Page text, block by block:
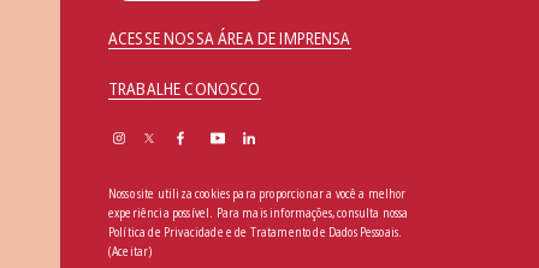
ACESSE NOSSA ÁREA DE IMPRENSA
TRABALHE CONOSCO
Nosso site utiliza cookies para proporcionar a você a melhor
experiência possível. Para mais informações, consulta nossa
Política de Privacidade e de Tratamento de Dados Pessoais
(Aceitar)